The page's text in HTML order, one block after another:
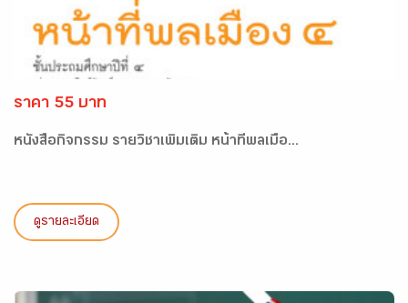
ราคา 55 บาท
หนังสือกิจกรรม รายวิชาเพิ่มเติม หน้าที่พลเมือ...
ดูรายละเอียด